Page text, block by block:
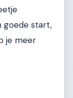
goede start,
je meer